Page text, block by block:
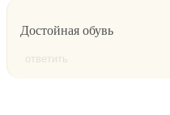
Достойная обувь
ответить